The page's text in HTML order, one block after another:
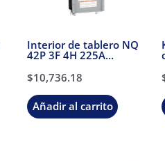
Interior de tablero NQ
42P 3F 4H 225A
$10,736.18
Añadir al carrito